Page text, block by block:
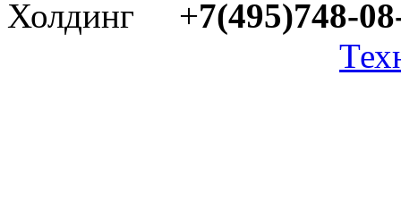
Холдинг +7(495)748-